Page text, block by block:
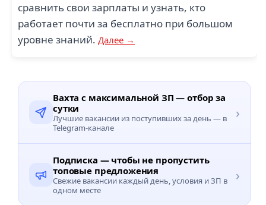
сравнить свои зарплаты и узнать, кто
работает почти за бесплатно при большом
уровне знаний. Далее →
Вахта с максимальной ЗП — отбор за
сутки
Лучшие вакансии из поступивших за день — в
Telegram-канале
›
Подписка — чтобы не пропустить
топовые предложения
Свежие вакансии каждый день, условия и ЗП в
одном месте
›